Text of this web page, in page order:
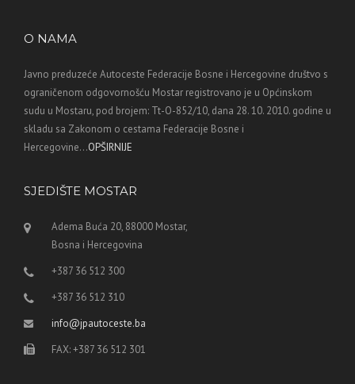
O NAMA
Javno preduzeće Autoceste Federacije Bosne i Hercegovine društvo s
ograničenom odgovornošću Mostar registrovano je u Općinskom
sudu u Mostaru, pod brojem: Tt-O-852/10, dana 28. 10. 2010. godine u
skladu sa Zakonom o cestama Federacije Bosne i
Hercegovine...OPŠIRNIJE
SJEDIŠTE MOSTAR
Adema Buća 20, 88000 Mostar,
Bosna i Hercegovina
+387 36 512 300
+387 36 512 310
info@jpautoceste.ba
FAX: +387 36 512 301